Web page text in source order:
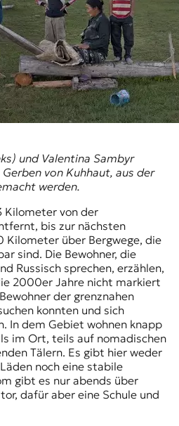
und Valentina Sambyr
von Kuhhaut, aus der
werden.
Kilometer von der
bis zur nächsten
Kilometer über Bergwege, die
sind. Die Bewohner, die
Russisch sprechen, erzählen,
2000er Jahre nicht markiert
der grenznahen
konnten und sich
In dem Gebiet wohnen knapp
im Ort, teils auf nomadischen
Tälern. Es gibt hier weder
noch eine stabile
gibt es nur abends über
dafür aber eine Schule und